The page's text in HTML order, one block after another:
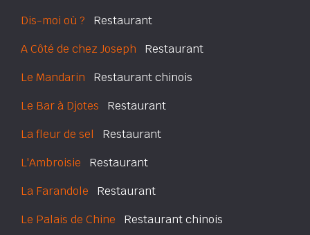
Dis-moi où ? Restaurant
A Côté de chez Joseph Restaurant
Le Mandarin Restaurant chinois
Le Bar à Djotes Restaurant
La fleur de sel Restaurant
L'Ambroisie Restaurant
La Farandole Restaurant
Le Palais de Chine Restaurant chinois